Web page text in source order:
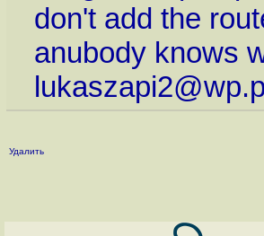
don't add the
anubody knows
Удалить